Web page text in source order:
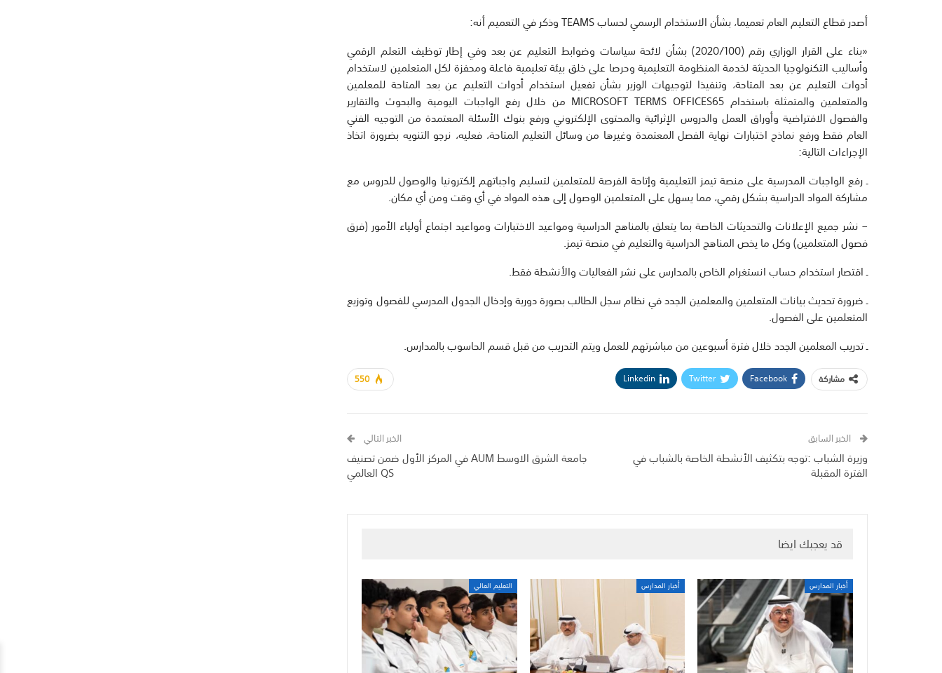
أصدر قطاع التعليم العام تعميما، بشأن الاستخدام الرسمي لحساب TEAMS وذكر في التعميم أنه:
«بناء على القرار الوزاري رقم (2020/100) بشأن لائحة سياسات وضوابط التعليم عن بعد وفي إطار توظيف التعلم الرقمي
وأساليب التكنولوجيا الحديثة لخدمة المنظومة التعليمية وحرصا على خلق بيئة تعليمية فاعلة ومحفزة لكل المتعلمين لاستخدام
أدوات التعليم عن بعد المتاحة، وتنفيذا لتوجيهات الوزير بشأن تفعيل استخدام أدوات التعليم عن بعد المتاحة للمعلمين
والمتعلمين والمتمثلة باستخدام MICROSOFT TERMS OFFICES65 من خلال رفع الواجبات اليومية والبحوث والتقارير
والفصول الافتراضية وأوراق العمل والدروس الإثرائية والمحتوى الإلكتروني ورفع بنوك الأسئلة المعتمدة من التوجيه الفني
العام فقط ورفع نماذج اختبارات نهاية الفصل المعتمدة وغيرها من وسائل التعليم المتاحة، فعليه، نرجو التنويه بضرورة اتخاذ
الإجراءات التالية:
ـ رفع الواجبات المدرسية على منصة تيمز التعليمية وإتاحة الفرصة للمتعلمين لتسليم واجباتهم إلكترونيا والوصول للدروس مع
مشاركة المواد الدراسية بشكل رقمي، مما يسهل على المتعلمين الوصول إلى هذه المواد في أي وقت ومن أي مكان.
– نشر جميع الإعلانات والتحديثات الخاصة بما يتعلق بالمناهج الدراسية ومواعيد الاختبارات ومواعيد اجتماع أولياء الأمور (فرق
فصول المتعلمين) وكل ما يخص المناهج الدراسية والتعليم في منصة تيمز.
ـ اقتصار استخدام حساب انستغرام الخاص بالمدارس على نشر الفعاليات والأنشطة فقط.
ـ ضرورة تحديث بيانات المتعلمين والمعلمين الجدد في نظام سجل الطالب بصورة دورية وإدخال الجدول المدرسي للفصول وتوزيع
المتعلمين على الفصول.
ـ تدريب المعلمين الجدد خلال فترة أسبوعين من مباشرتهم للعمل ويتم التدريب من قبل قسم الحاسوب بالمدارس.
550 مشاركة Facebook
Twitter
Linkedin
الخبر السابق
وزيرة الشباب :توجه بتكثيف الأنشطة الخاصة بالشباب في
الفترة المقبلة
الخبر التالي
جامعة الشرق الاوسط AUM في المركز الأول ضمن تصنيف
QS العالمي
قد يعجبك ايضا
أخبار المدارس أخبار المدارس التعليم العالي